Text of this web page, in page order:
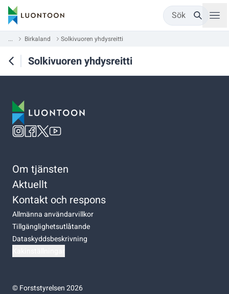
Sök
... Birkaland Solkivuoren yhdysreitti
Solkivuoren yhdysreitti
Om tjänsten
Aktuellt
Kontakt och respons
Allmänna användarvillkor
Tillgänglighetsutlåtande
Dataskyddsbeskrivning
©Forststyrelsen 2026